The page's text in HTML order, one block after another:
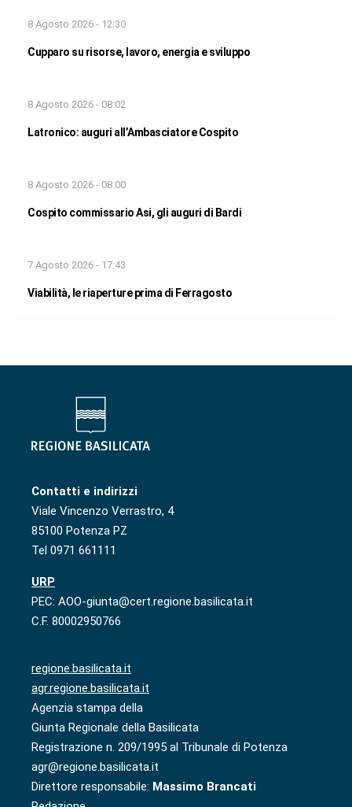
8 Agosto 2026 - 12:30
Cupparo su risorse, lavoro, energia e sviluppo
8 Agosto 2026 - 08:02
Latronico: auguri all’Ambasciatore Cospito
8 Agosto 2026 - 08:00
Cospito commissario Asi, gli auguri di Bardi
7 Agosto 2026 - 17:43
Viabilità, le riaperture prima di Ferragosto
Contatti e indirizzi
Viale Vincenzo Verrastro, 4
85100 Potenza PZ
Tel 0971 661111
URP
PEC: AOO-giunta@cert.regione.basilicata.it
C.F. 80002950766
regione.basilicata.it
agr.regione.basilicata.it
Agenzia stampa della
Giunta Regionale della Basilicata
Registrazione n. 209/1995 al Tribunale di Potenza
agr@regione.basilicata.it
Direttore responsabile: Massimo Brancati